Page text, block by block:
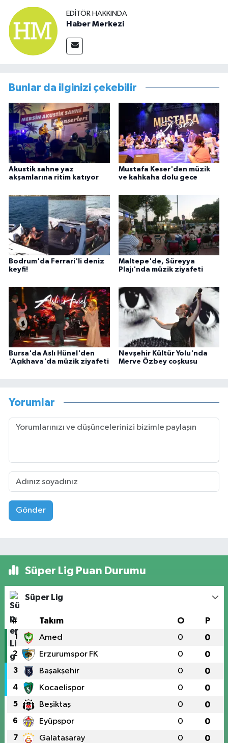
EDITÖR HAKKINDA
Haber Merkezi
Bunlar da ilginizi çekebilir
Akustik sahne yaz
akşamlarına ritim katıyor
Mustafa Keser'den müzik
ve kahkaha dolu gece
Bodrum'da Ferrari'li deniz
keyfi!
Maltepe'de, Süreyya
Plajı'nda müzik ziyafeti
Bursa'da Aslı Hünel'den
'Açıkhava'da müzik ziyafeti
Nevşehir Kültür Yolu'nda
Merve Özbey coşkusu
Yorumlar
Gönder
Süper Lig Puan Durumu
Süper Lig
# Takım O P
1 Amed 0 0
2 Erzurumspor FK 0 0
3 Başakşehir 0 0
4 Kocaelispor 0 0
5 Beşiktaş 0 0
6 Eyüpspor 0 0
7 Galatasaray 0 0